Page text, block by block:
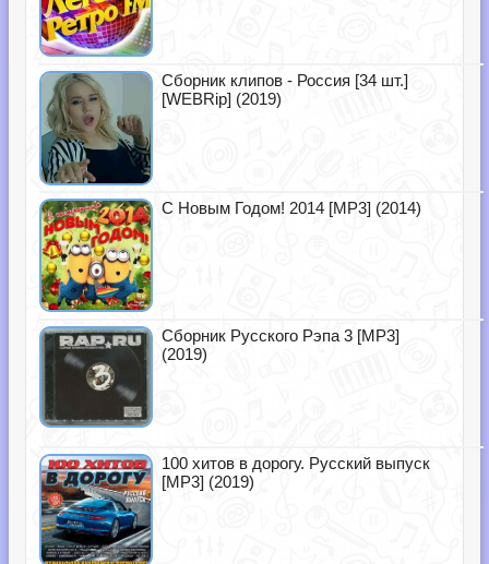
Сборник клипов - Россия [34 шт.]
[WEBRip] (2019)
С Новым Годом! 2014 [MP3] (2014)
Сборник Русского Рэпа 3 [MP3]
(2019)
100 хитов в дорогу. Русский выпуск
[MP3] (2019)